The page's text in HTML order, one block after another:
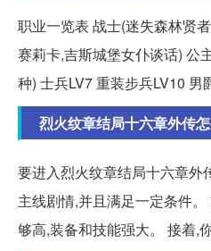
职业一览表 战士(迷失森林贤
赛莉卡,吉斯城堡女仆谈话) 公
种) 士兵LV7 重装步兵LV10 男
烈火纹章结局十六章外传
要进入烈火纹章结局十六章外
主线剧情,并且满足一定条件
够高,装备和技能强大。 接着,